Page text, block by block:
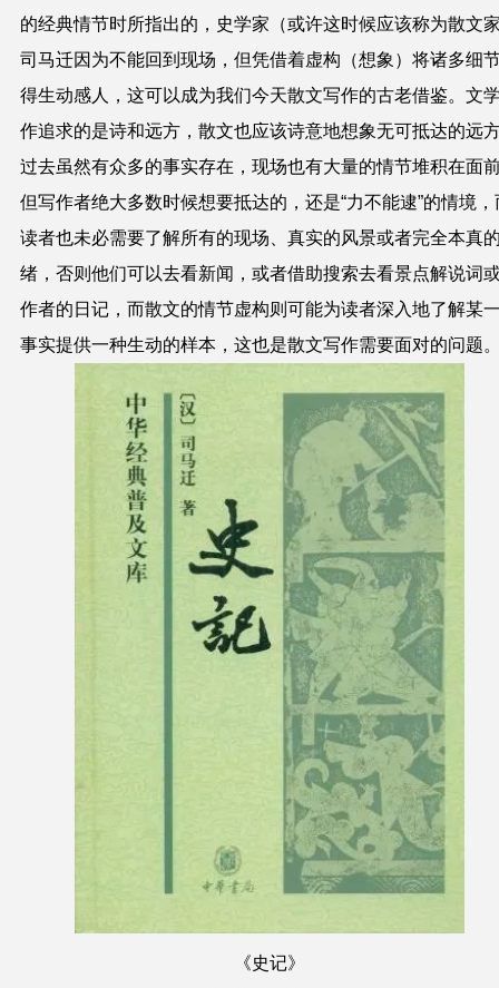
的经典情节时所指出的，史学家（或许这时候应该称为散文
司马迁因为不能回到现场，但凭借着虚构（想象）将诸多细
得生动感人，这可以成为我们今天散文写作的古老借鉴。文
作追求的是诗和远方，散文也应该诗意地想象无可抵达的远
过去虽然有众多的事实存在，现场也有大量的情节堆积在面
但写作者绝大多数时候想要抵达的，还是“力不能逮”的情境，
读者也未必需要了解所有的现场、真实的风景或者完全本真
绪，否则他们可以去看新闻，或者借助搜索去看景点解说词
作者的日记，而散文的情节虚构则可能为读者深入地了解某
事实提供一种生动的样本，这也是散文写作需要面对的问题
《史记》